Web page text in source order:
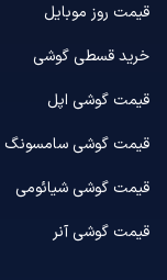
قیمت روز موبایل
خرید قسطی گوشی
قیمت گوشی اپل
قیمت گوشی سامسونگ
قیمت گوشی شیائومی
قیمت گوشی آنر